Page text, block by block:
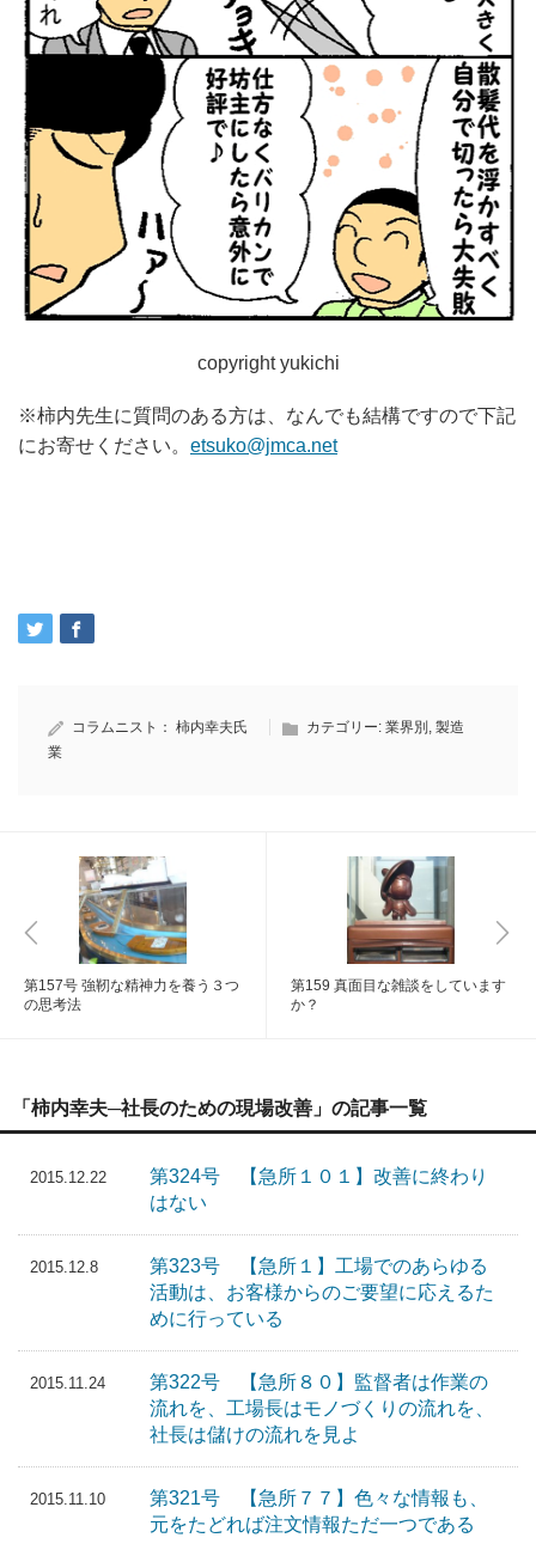
copyright yukichi
※柿内先生に質問のある方は、なんでも結構ですので下記
にお寄せください。 etsuko@jmca.net
コラムニスト： 柿内幸夫氏 カテゴリー: 業界別 製造
業
第157号 強靭な精神力を養う３つ
の思考法
第159 真面目な雑談をしています
か？
「柿内幸夫─社長のための現場改善」の記事一覧
2015.12.22
第324号 【急所１０１】改善に終わり
はない
2015.12.8
第323号 【急所１】工場でのあらゆる
活動は、お客様からのご要望に応えるた
めに行っている
2015.11.24
第322号 【急所８０】監督者は作業の
流れを、工場長はモノづくりの流れを、
社長は儲けの流れを見よ
2015.11.10
第321号 【急所７７】色々な情報も、
元をたどれば注文情報ただ一つである